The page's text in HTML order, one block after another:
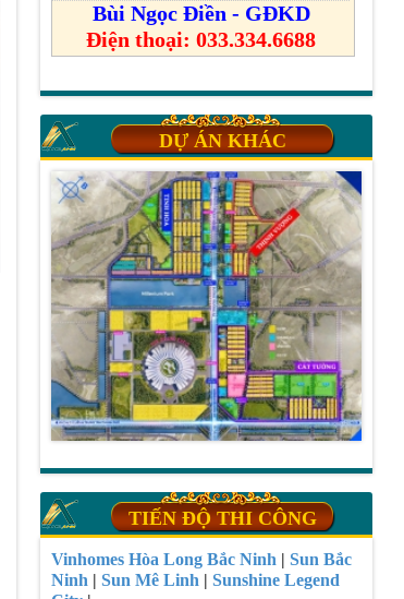
Bùi Ngọc Điền - GĐKD
Điện thoại: 033.334.6688
DỰ ÁN KHÁC
TIẾN ĐỘ THI CÔNG
Vinhomes Hòa Long Bắc Ninh | Sun Bắc
Ninh | Sun Mê Linh | Sunshine Legend